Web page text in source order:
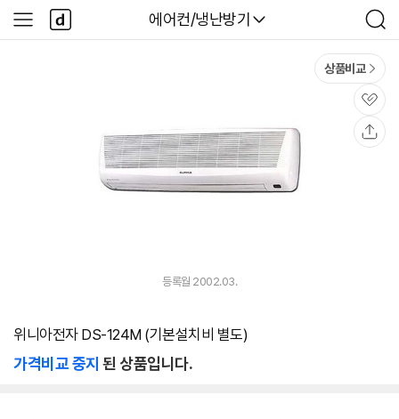
다나와
에어컨/냉난방기
검
색
사
이
다
나
와
상품비교
관
심
등록월 2002.03.
위니아전자 DS-124M (기본설치비 별도)
가격비교 중지 된 상품입니다.